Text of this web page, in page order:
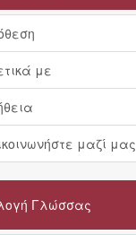
με
μαζί μας
Γλώσσας